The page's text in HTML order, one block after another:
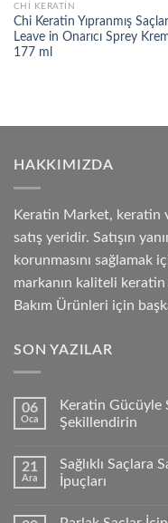
CHI KERATIN
Chi Keratin Yıpranmış
Leave in Onarıcı Sprey
177 ml
HAKKIMIZDA
Keratin Market, keratin
satış yeridir. Satışın
korunmasını sağlamak
markanın kaliteli
Bakım Ürünleri için
SON YAZILAR
06
Oca
Keratin Gücüyle
Şekillendirin
21
Ara
Sağlıklı Saçlara
İpuçları